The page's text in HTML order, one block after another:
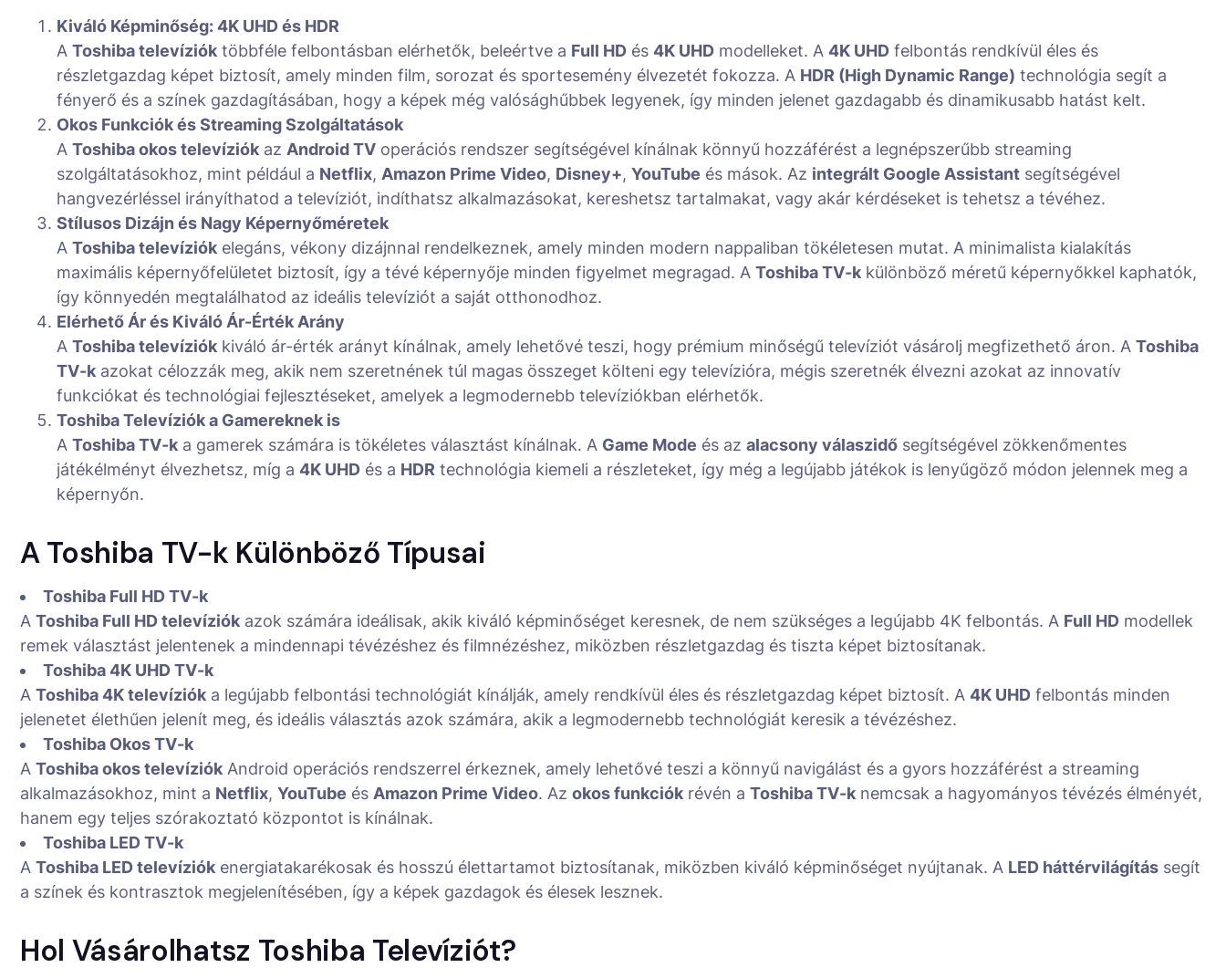
Kiváló Képminőség: 4K UHD és HDR
A Toshiba televíziók többféle felbontásban elérhetők, beleértve a Full HD és 4K UHD modelleket. A 4K UHD felbontás rendkívül éles és
részletgazdag képet biztosít, amely minden film, sorozat és sportesemény élvezetét fokozza. A HDR (High Dynamic Range) technológia segít a
fényerő és a színek gazdagításában, hogy a képek még valósághűbbek legyenek, így minden jelenet gazdagabb és dinamikusabb hatást kelt.
Okos Funkciók és Streaming Szolgáltatások
A Toshiba okos televíziók az Android TV operációs rendszer segítségével kínálnak könnyű hozzáférést a legnépszerűbb streaming
szolgáltatásokhoz, mint például a Netflix, Amazon Prime Video, Disney+, YouTube és mások. Az integrált Google Assistant segítségével
hangvezérléssel irányíthatod a televíziót, indíthatsz alkalmazásokat, kereshetsz tartalmakat, vagy akár kérdéseket is tehetsz a tévéhez.
Stílusos Dizájn és Nagy Képernyőméretek
A Toshiba televíziók elegáns, vékony dizájnnal rendelkeznek, amely minden modern nappaliban tökéletesen mutat. A minimalista kialakítás
maximális képernyőfelületet biztosít, így a tévé képernyője minden figyelmet megragad. A Toshiba TV-k különböző méretű képernyőkkel kaphatók,
így könnyedén megtalálhatod az ideális televíziót a saját otthonodhoz.
Elérhető Ár és Kiváló Ár-Érték Arány
A Toshiba televíziók kiváló ár-érték arányt kínálnak, amely lehetővé teszi, hogy prémium minőségű televíziót vásárolj megfizethető áron. A Toshiba
TV-k azokat célozzák meg, akik nem szeretnének túl magas összeget költeni egy televízióra, mégis szeretnék élvezni azokat az innovatív
funkciókat és technológiai fejlesztéseket, amelyek a legmodernebb televíziókban elérhetők.
Toshiba Televíziók a Gamereknek is
A Toshiba TV-k a gamerek számára is tökéletes választást kínálnak. A Game Mode és az alacsony válaszidő segítségével zökkenőmentes
játékélményt élvezhetsz, míg a 4K UHD és a HDR technológia kiemeli a részleteket, így még a legújabb játékok is lenyűgöző módon jelennek meg a
képernyőn.
A Toshiba TV-k Különböző Típusai
Toshiba Full HD TV-k
A Toshiba Full HD televíziók azok számára ideálisak, akik kiváló képminőséget keresnek, de nem szükséges a legújabb 4K felbontás. A Full HD modellek
remek választást jelentenek a mindennapi tévézéshez és filmnézéshez, miközben részletgazdag és tiszta képet biztosítanak.
Toshiba 4K UHD TV-k
A Toshiba 4K televíziók a legújabb felbontási technológiát kínálják, amely rendkívül éles és részletgazdag képet biztosít. A 4K UHD felbontás minden
jelenetet élethűen jelenít meg, és ideális választás azok számára, akik a legmodernebb technológiát keresik a tévézéshez.
Toshiba Okos TV-k
A Toshiba okos televíziók Android operációs rendszerrel érkeznek, amely lehetővé teszi a könnyű navigálást és a gyors hozzáférést a streaming
alkalmazásokhoz, mint a Netflix, YouTube és Amazon Prime Video. Az okos funkciók révén a Toshiba TV-k nemcsak a hagyományos tévézés élményét,
hanem egy teljes szórakoztató központot is kínálnak.
Toshiba LED TV-k
A Toshiba LED televíziók energiatakarékosak és hosszú élettartamot biztosítanak, miközben kiváló képminőséget nyújtanak. A LED háttérvilágítás segít
a színek és kontrasztok megjelenítésében, így a képek gazdagok és élesek lesznek.
Hol Vásárolhatsz Toshiba Televíziót?